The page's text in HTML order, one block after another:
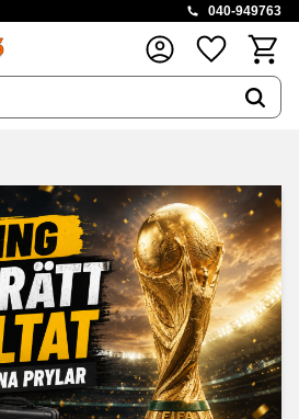
040-949763
Favoriter